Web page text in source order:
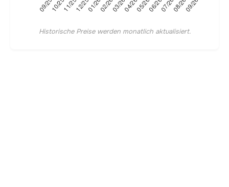
Historische Preise werden monatlich aktualisiert.